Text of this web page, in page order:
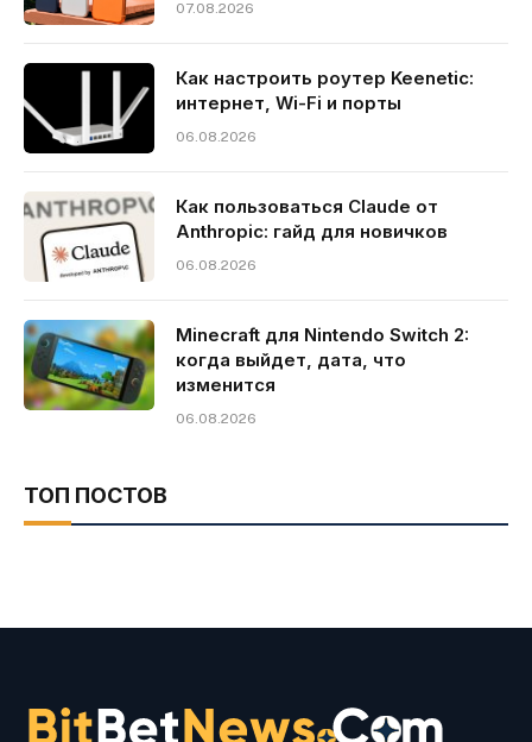
07.08.2026
Как настроить роутер Keenetic:
интернет, Wi-Fi и порты
06.08.2026
Как пользоваться Claude от
Anthropic: гайд для новичков
06.08.2026
Minecraft для Nintendo Switch 2:
когда выйдет, дата, что
изменится
06.08.2026
ТОП ПОСТОВ